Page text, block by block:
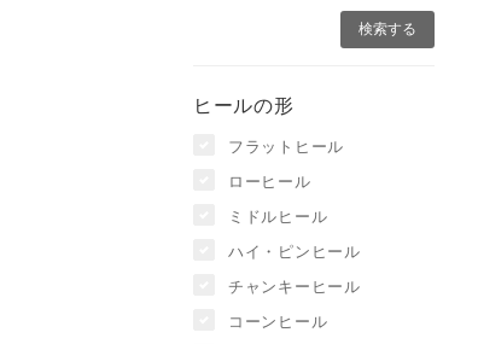
ヒールの形
フラットヒール
ローヒール
ミドルヒール
ハイ・ピンヒール
チャンキーヒール
コーンヒール